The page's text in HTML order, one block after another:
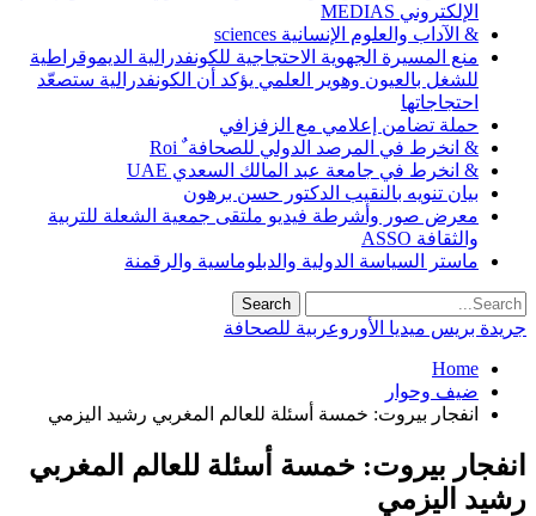
الإلكتروني MEDIAS
& الآداب والعلوم الإنسانية sciences
منع المسيرة الجهوية الاحتجاجية للكونفدرالية الديموقراطية
للشغل بالعيون وهوير العلمي يؤكد أن الكونفدرالية ستصعّد
احتجاجاتها
حملة تضامن إعلامي مع الزفزافي
& انخرط في المرصد الدولي للصحافة ٌ Roi
& انخرط في جامعة عبد المالك السعدي UAE
بيان تنويه بالنقيب الدكتور حسن برهون
معرض صور وأشرطة فيديو ملتقى جمعية الشعلة للتربية
والثقافة ASSO
ماستر السياسة الدولية والدبلوماسية والرقمنة
جريدة بريس ميديا الأوروعربية للصحافة
Home
ضيف وحوار
انفجار بيروت: خمسة أسئلة للعالم المغربي رشيد اليزمي
انفجار بيروت: خمسة أسئلة للعالم المغربي
رشيد اليزمي